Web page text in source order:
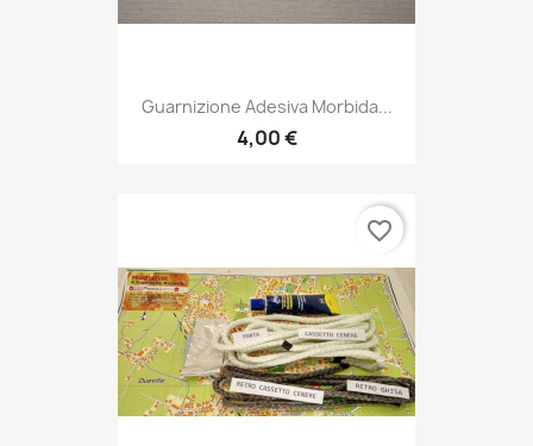
Guarnizione Adesiva Morbida...
4,00 €
favorite_border